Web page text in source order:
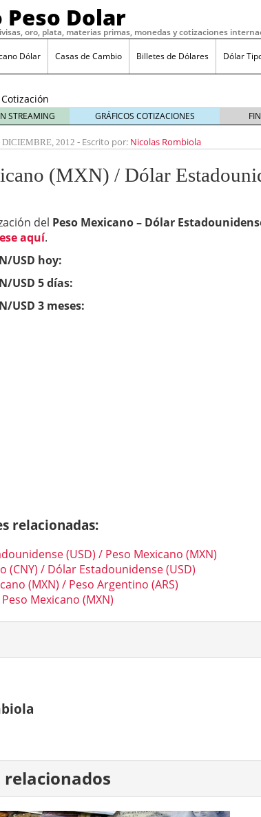
Peso Dolar
oro, plata, materias primas, monedas y cotizaciones
Dólar Casas de Cambio Billetes de Dólares Dólar
Cotización
del
Centenario
febrero
10, 2020
de Cambio FIX junio 7, 2016
en Ventanilla mayo 17, 2016
23, 2025
mexicano se deprecia ante amenazas arancelarias
para el peso mexicano en 2025: ¿qué esperar?
peso mexicano frente al dólar: ¿qué está pasando en
STREAMING GRÁFICOS COTIZACIONES
DICIEMBRE, 2012 - Escrito por: Nicolas Rombiola
(MXN) / Dólar
del Peso Mexicano – Dólar
aquí.
USD hoy:
USD 5 días:
USD 3 meses:
relacionadas:
(USD) / Peso Mexicano (MXN)
(CNY) / Dólar Estadounidense (USD)
(MXN) / Peso Argentino (ARS)
Peso Mexicano (MXN)